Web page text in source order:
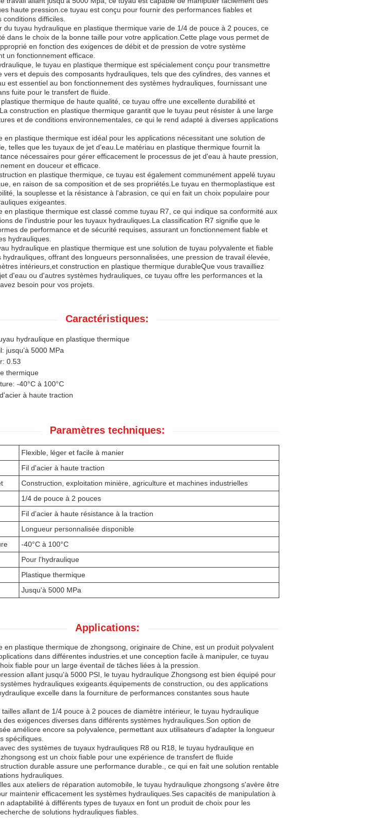
haute pression.ce tuyau est conçu pour fournir des performances fiables et
difficiles.
du tuyau hydraulique en plastique thermique varie de 1/4 de pouce à 2 pouces, ce
dans le choix de la bonne taille pour votre application.Cette plage vous permet de
en fonction des exigences de débit et de pression de votre système
un fonctionnement efficace.
le tuyau en plastique thermique est spécialement conçu pour transmettre
vers et depuis des composants hydrauliques, tels que des cylindres, des vannes et
est essentiel au bon fonctionnement des systèmes hydrauliques, fournissant une
fuite pour le transfert de fluide.
thermique de haute qualité, ce tuyau offre une excellente durabilité et
construction en plastique thermique garantit que le tuyau peut résister à une large
et de conditions environnementales, ce qui le rend adapté à diverses applications
en plastique thermique est idéal pour les applications nécessitant une solution de
telles que les tuyaux de jet d'eau.Le matériau en plastique thermique fournit la
nécessaires pour gérer efficacement le processus de jet d'eau à haute pression,
en douceur et efficace.
en plastique thermique, ce tuyau est également communément appelé tuyau
en raison de sa composition et de ses propriétés.Le tuyau en thermoplastique est
la souplesse et la résistance à l'abrasion, ce qui en fait un choix populaire pour
exigeantes.
en plastique thermique est classé comme tuyau R7, ce qui indique sa conformité aux
de l'industrie pour les tuyaux hydrauliques.La classification R7 signifie que le
de performance et de sécurité requises, assurant un fonctionnement fiable et
hydrauliques.
hydraulique en plastique thermique est une solution de tuyau polyvalente et fiable
hydrauliques, offrant des longueurs personnalisées, une pression de travail élevée,
intérieurs,et construction en plastique thermique durableQue vous travailliez
d'eau ou d'autres systèmes hydrauliques, ce tuyau offre les performances et la
besoin pour vos projets.
Caractéristiques:
hydraulique en plastique thermique
jusqu'à 5000 MPa
0.53
thermique
-40°C à 100°C
à haute traction
Paramètres techniques:
Flexible, léger et facile à manier
Fil d'acier à haute traction
Construction, exploitation minière, agriculture et machines industrielles
1/4 de pouce à 2 pouces
Fil d'acier à haute résistance à la traction
Longueur personnalisée disponible
-40°C à 100°C
Pour l'hydraulique
Plastique thermique
Jusqu'à 5000 MPa
Applications:
en plastique thermique de zhongsong, originaire de Chine, est un produit polyvalent
dans différentes industries.et une conception facile à manipuler, ce tuyau
fiable pour un large éventail de tâches liées à la pression.
allant jusqu'à 5000 PSI, le tuyau hydraulique Zhongsong est bien équipé pour
hydrauliques exigeants.équipements de construction, ou des applications
excelle dans la fourniture de performances constantes sous haute
allant de 1/4 pouce à 2 pouces de diamètre intérieur, le tuyau hydraulique
des exigences diverses dans différents systèmes hydrauliques.Son option de
améliore encore sa polyvalence, permettant aux utilisateurs d'adapter la longueur
spécifiques.
des systèmes de tuyaux hydrauliques R8 ou R18, le tuyau hydraulique en
est un choix fiable pour une expérience de transfert de fluide
durable assure une performance durable., ce qui en fait une solution rentable
hydrauliques.
aux ateliers de réparation automobile, le tuyau hydraulique zhongsong s'avère être
maintenir efficacement les systèmes hydrauliques.Ses capacités de manipulation à
adaptabilité à différents types de tuyaux en font un produit de choix pour les
de solutions hydrauliques fiables.